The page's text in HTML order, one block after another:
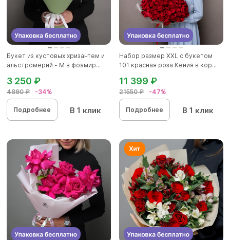
Букет из кустовых хризантем и
альстромерий - M в фоамир...
4890 ₽ -34%
3 250 ₽
Подробнее В 1 клик
Набор размер ХХL с букетом
101 красная роза Кения в кор...
21550 ₽ -47%
11 399 ₽
Подробнее В 1 клик